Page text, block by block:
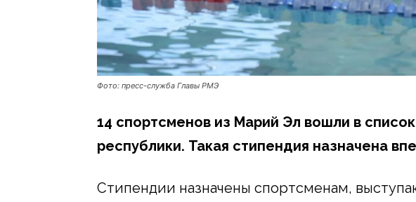
Фото: пресс-служба Главы РМЭ
14 спортсменов из Марий Эл вошли в
республики. Такая стипендия назначена
Стипендии назначены спортсменам,